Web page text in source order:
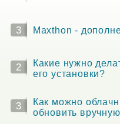
3 Maxthon -
2
Какие нужно
его установки?
3
Как можно
обновить